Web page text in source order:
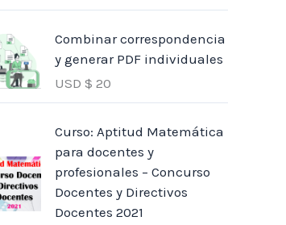
Combinar correspondencia
y generar PDF individuales
USD $ 20
Curso: Aptitud Matemática
para docentes y
profesionales – Concurso
Docentes y Directivos
Docentes 2021